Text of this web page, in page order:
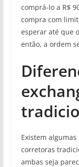
comprá-lo a R$
compra com
esperar até que
então, a ordem
Existem
corretoras
ambas seja